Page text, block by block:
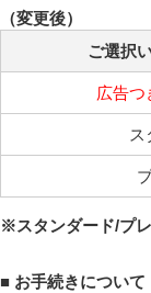
（変更後）
ご選択
広告つ
ス
※スタンダード/プ
■ お手続きについて